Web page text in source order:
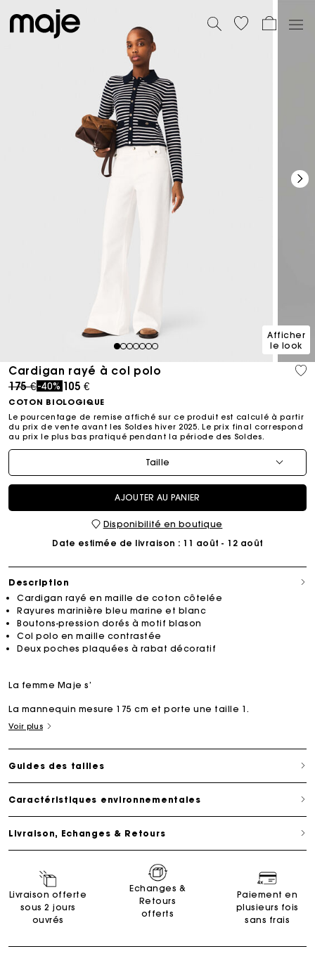
1234567
Afficher
le look
Cardigan rayé à col polo
Price reduced from
175 €to
-40% 105 €
COTON BIOLOGIQUE
Le pourcentage de remise affiché sur ce produit est calculé à partir
du prix de vente avant les Soldes hiver 2025. Le prix final correspond
au prix le plus bas pratiqué pendant la période des Soldes.​
Taille
AJOUTER AU PANIER
Disponibilité en boutique
Date estimée de livraison : 11 août - 12 août
Description
Cardigan rayé en maille de coton côtelée
Rayures marinière bleu marine et blanc
Boutons-pression dorés à motif blason
Col polo en maille contrastée
Deux poches plaquées à rabat décoratif
La femme Maje s’
La mannequin mesure 175 cm et porte une taille 1.
Voir plus
Guides des tailles
Caractéristiques environnementales
Livraison, Echanges & Retours
Livraison offerte
sous 2 jours
ouvrés
Echanges &
Retours
offerts
Paiement en
plusieurs fois
sans frais